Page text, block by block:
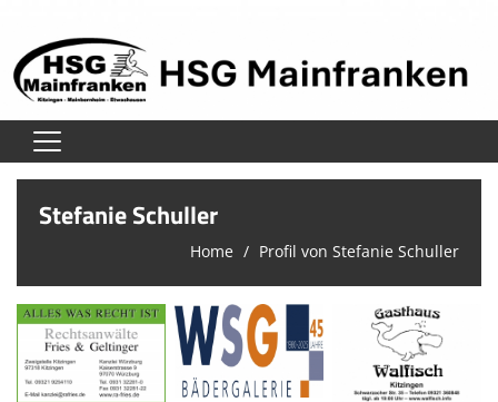
Home
Damen
Jugend
Stefanie Schuller
Home Profil von Stefanie Schuller